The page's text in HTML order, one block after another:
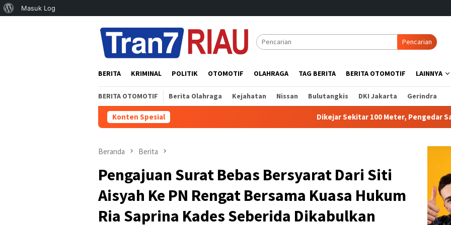
Tentang
Masuk Log
Pencarian
BERITA KRIMINAL POLITIK OTOMOTIF OLAHRAGA TAG BERITA BERITA OTOMOTIF LAINNYA
BERITA OTOMOTIF Berita Olahraga Kejahatan Nissan Bulutangkis DKI Jakarta Gerindra
Konten Spesial Dikejar Sekitar 100 Meter, Pengedar Sabu di Batang
Beranda Berita
Pengajuan Surat Bebas Bersyarat Dari Siti
Aisyah Ke PN Rengat Bersama Kuasa Hukum
Ria Saprina Kades Seberida Dikabulkan